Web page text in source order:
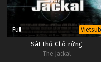
Full Vietsub
Sát thủ Chó rừng
The Jackal